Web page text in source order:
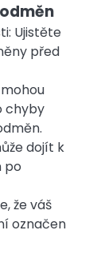
Ujistěte
před
chyby
dojít k
po
že váš
označen